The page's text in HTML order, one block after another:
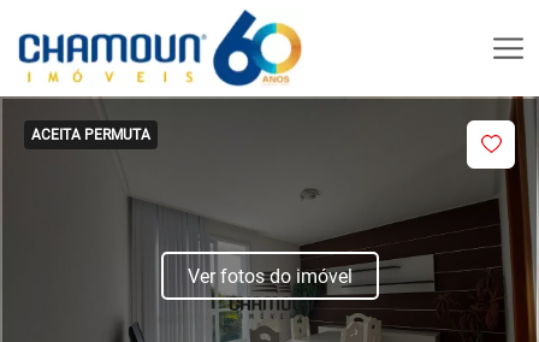
ACEITA PERMUTA
Ver fotos do imóvel